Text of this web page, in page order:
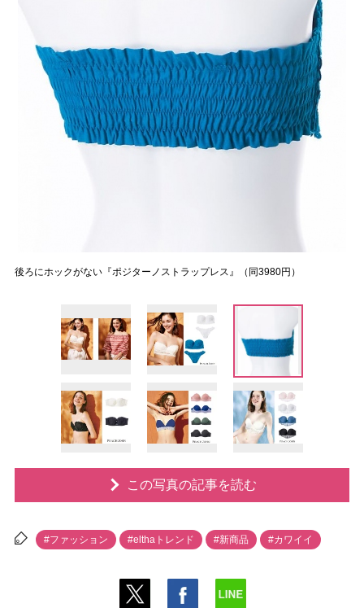
後ろにホックがない『ポジターノストラップレス』（同3980円）
この写真の記事を読む
#ファッション #elthaトレンド #新商品 #カワイイ